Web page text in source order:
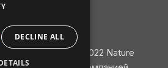
совет
Связаться с
/ ©2022 Nature
DECLINE ALL